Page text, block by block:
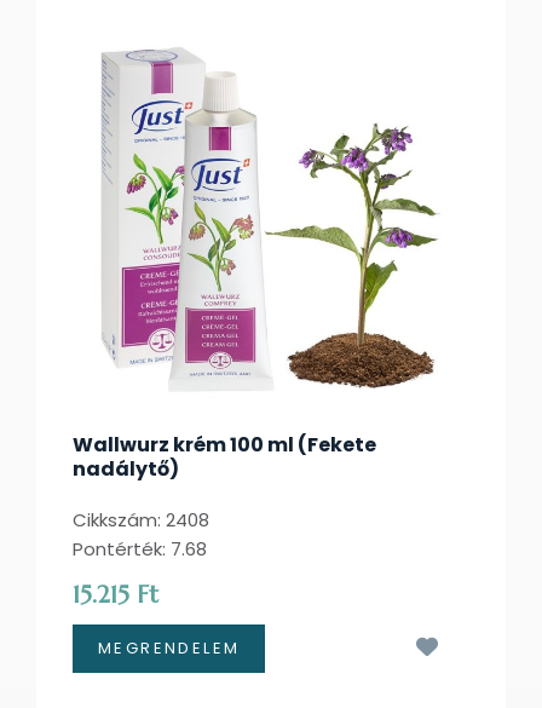
Wallwurz krém 100 ml (Fekete
nadálytő)
Cikkszám: 2408
Pontérték: 7.68
15.215 Ft